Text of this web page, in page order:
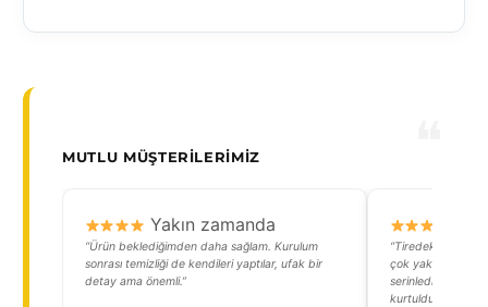
MUTLU MÜŞTERILERIMIZ
Yakın zamanda
“Ürün beklediğimden daha sağlam. Kurulum
sonrası temizliği de kendileri yaptılar, ufak bir
detay ama önemli.”
“Tiredeki evimin
çok yakıcıydı.
serinledi ve
kurtuldu. Çok